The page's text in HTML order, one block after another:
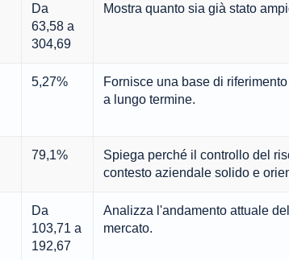
Da
63,58 a
304,69
Mostra quanto sia già stato
5,27%
Fornisce una base di
a lungo termine.
79,1%
Spiega perché il controllo del
contesto aziendale solido e
Da
103,71 a
192,67
Analizza l'andamento attuale
mercato.